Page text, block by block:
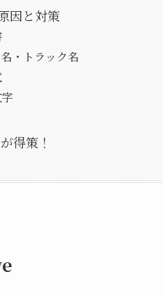
因と対策
・トラック名
得策！